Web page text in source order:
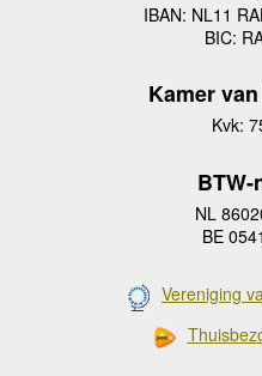
IBAN: NL11
BIC:
Kamer
Kvk:
NL
BE
Vereniging